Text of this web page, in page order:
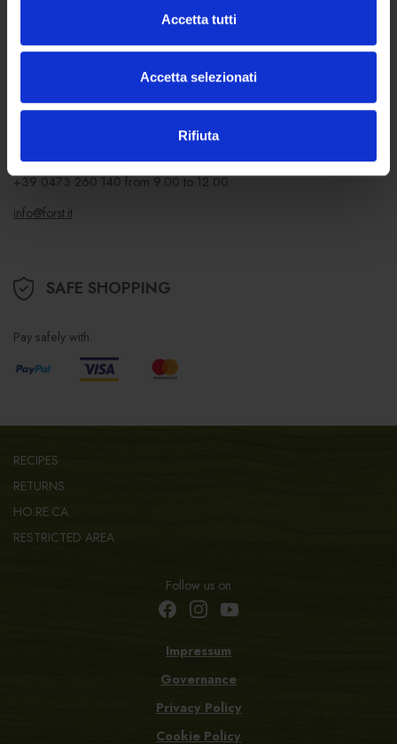
Accetta tutti
Accetta selezionati
Rifiuta
DO YOU NEED ANY HELP?
For general information:
from 8.00 to 16.30
For online orders:
+39 0473 260 140 from 9.00 to 12.00
info@forst.it
SAFE SHOPPING
Pay safely with:
RECIPES
RETURNS
HO.RE.CA.
RESTRICTED AREA
Follow us on
Impressum
Governance
Privacy Policy
Cookie Policy